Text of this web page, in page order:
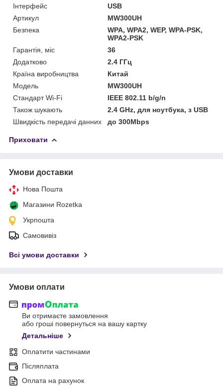
Інтерфейс
USB
Артикул
MW300UH
Безпека
WPA, WPA2, WEP, WPA-PSK,
WPA2-PSK
Гарантія, міс
36
Додатково
2.4 ГГц
Країна виробництва
Китай
Мoдель
MW300UH
Стандарт Wi-Fi
IEEE 802.11 b/g/n
Також шукають
2.4 GHz, для ноутбука, з USB
Швидкість передачі данних
до 300Mbps
Приховати
Умови доставки
Нова Пошта
Магазини Rozetka
Укрпошта
Самовивіз
Всі умови доставки
Умови оплати
Ви отримаєте замовлення
або гроші повернуться на вашу картку
Детальніше
Оплатити частинами
Післяплата
Оплата на рахунок